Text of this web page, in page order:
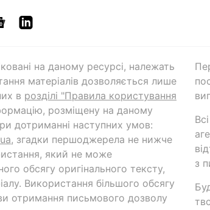
на даному ресурсі, належать
матеріалів дозволяється лише
в розділі "Правила користування
розміщену на даному
дотриманні наступних умов:
, згадки першоджерела не нижче
який не може
обсягу оригінального тексту,
Використання більшого обсягу
отримання письмового дозволу
з